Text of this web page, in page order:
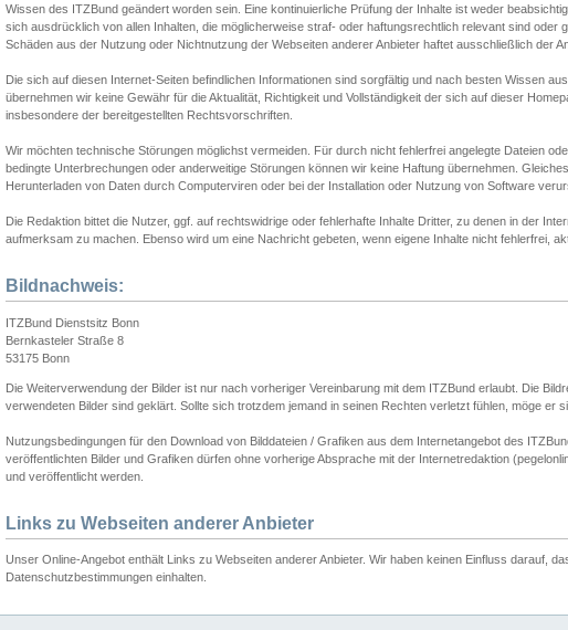
Wissen des ITZBund geändert worden sein. Eine kontinuierliche Prüfung der Inhalte ist weder
sich ausdrücklich von allen Inhalten, die möglicherweise straf- oder haftungsrechtlich relevant sind oder
Schäden aus der Nutzung oder Nichtnutzung der Webseiten anderer Anbieter haftet ausschließlich der
Die sich auf diesen Internet-Seiten befindlichen Informationen sind sorgfältig und nach besten Wissen
übernehmen wir keine Gewähr für die Aktualität, Richtigkeit und Vollständigkeit der sich auf dieser
insbesondere der bereitgestellten Rechtsvorschriften.
Wir möchten technische Störungen möglichst vermeiden. Für durch nicht fehlerfrei angelegte Dateien
bedingte Unterbrechungen oder anderweitige Störungen können wir keine Haftung übernehmen.
Herunterladen von Daten durch Computerviren oder bei der Installation oder Nutzung von Software
Die Redaktion bittet die Nutzer, ggf. auf rechtswidrige oder fehlerhafte Inhalte Dritter, zu denen in der
aufmerksam zu machen. Ebenso wird um eine Nachricht gebeten, wenn eigene Inhalte nicht fehlerfrei,
Bildnachweis:
ITZBund Dienstsitz Bonn
Bernkasteler Straße 8
53175 Bonn
Die Weiterverwendung der Bilder ist nur nach vorheriger Vereinbarung mit dem ITZBund erlaubt. Die
verwendeten Bilder sind geklärt. Sollte sich trotzdem jemand in seinen Rechten verletzt fühlen, möge er
Nutzungsbedingungen für den Download von Bilddateien / Grafiken aus dem Internetangebot des
veröffentlichten Bilder und Grafiken dürfen ohne vorherige Absprache mit der Internetredaktion
und veröffentlicht werden.
Links zu Webseiten anderer Anbieter
Unser Online-Angebot enthält Links zu Webseiten anderer Anbieter. Wir haben keinen Einfluss darauf,
Datenschutzbestimmungen einhalten.